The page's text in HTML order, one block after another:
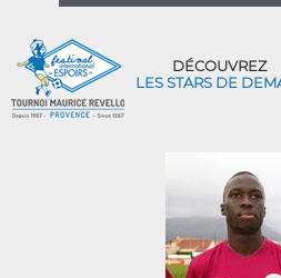
DÉCOUVREZ
LES STARS DE